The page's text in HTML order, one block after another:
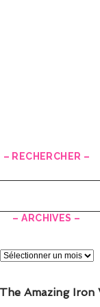
– RECHERCHER –
– ARCHIVES –
ARCHIVES
Amazing Iron